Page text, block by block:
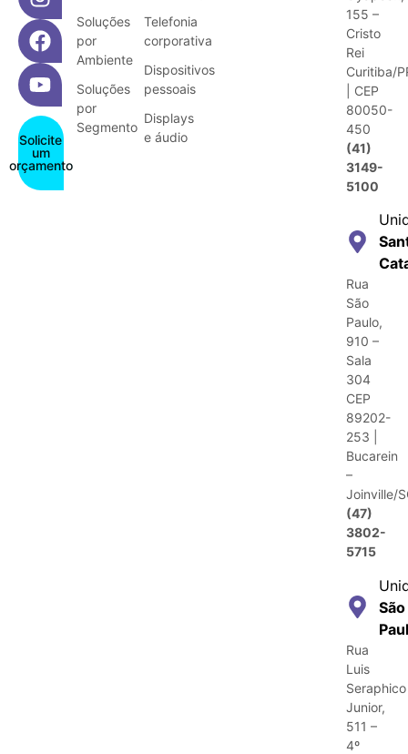
Solicite
um
orçamento
Soluções
por
Ambiente
Soluções
por
Segmento
Telefonia
corporativa
Dispositivos
pessoais
Displays
e áudio
155 –
Cristo
Rei
Curitiba/
| CEP
80050-
450
(41)
3149-
5100
Rua
São
Paulo,
910 –
Sala
304
CEP
89202-
253 |
Bucarein
–
Joinville/
(47)
3802-
5715
São
Rua
Luis
Seraphico
Junior,
511 –
4º